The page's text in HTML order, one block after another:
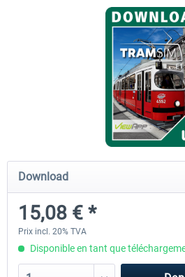
SubwaySim 2 - Berlin Vehicle DLC:
Gisela (GI/1E)
18,14 € *
Download
15,08 € *
Prix incl. 20% TVA
Disponible en tant que